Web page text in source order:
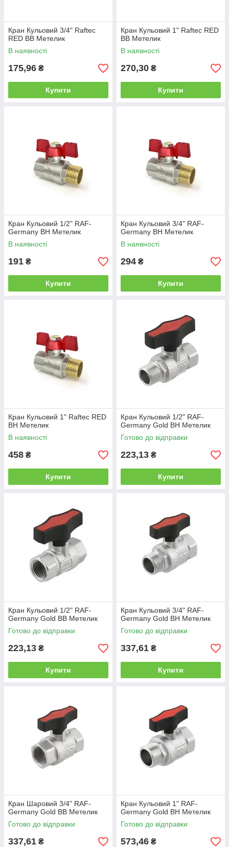
Кран Кульовий 3/4" Raftec
RED ВВ Метелик
В наявності
175,96 ₴
Купити
Кран Кульовий 1" Raftec RED
ВВ Метелик
В наявності
270,30 ₴
Купити
Кран Кульовий 1/2" RAF-
Germany ВН Метелик
В наявності
191 ₴
Купити
Кран Кульовий 3/4" RAF-
Germany ВН Метелик
В наявності
294 ₴
Купити
Кран Кульовий 1" Raftec RED
ВН Метелик
В наявності
458 ₴
Купити
Кран Кульовий 1/2" RAF-
Germany Gold ВН Метелик
Готово до відправки
223,13 ₴
Купити
Кран Кульовий 1/2" RAF-
Germany Gold ВВ Метелик
Готово до відправки
223,13 ₴
Купити
Кран Кульовий 3/4" RAF-
Germany Gold ВН Метелик
Готово до відправки
337,61 ₴
Купити
Кран Шаровий 3/4" RAF-
Germany Gold ВВ Метелик
Готово до відправки
337,61 ₴
Кран Кульовий 1" RAF-
Germany Gold ВН Метелик
Готово до відправки
573,46 ₴